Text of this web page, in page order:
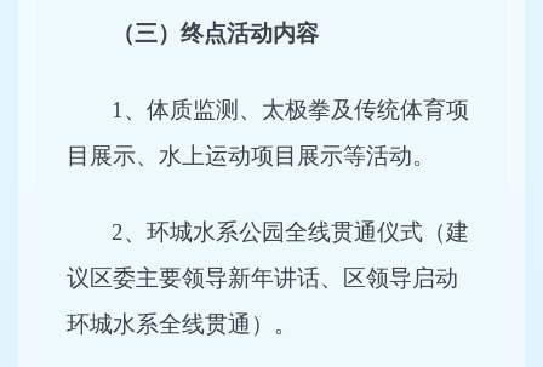
（三）终点活动内容
1、体质监测、太极拳及传统体育项
目展示、水上运动项目展示等活动。
2、环城水系公园全线贯通仪式（建
议区委主要领导新年讲话、区领导启动
环城水系全线贯通）。